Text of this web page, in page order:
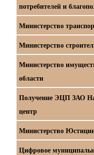
потребителей и
Министерство
Министерство
Министерство
области
Получение ЭЦП ЗАО
центр
Министерство
Цифровое